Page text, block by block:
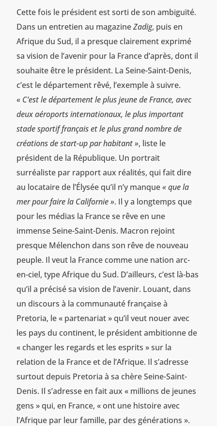
Cette fois le président est sorti de son ambiguïté.
Dans un entretien au magazineZadig, puis en
Afrique du Sud, il a presque clairement exprimé
sa vision de l’avenir pour la France d’après, dont il
souhaite être le président. La Seine-Saint-Denis,
c’est le département rêvé, l’exemple à suivre.
« C’est le département le plus jeune de France, avec
deux aéroports internationaux, le plus important
stade sportif français et le plus grand nombre de
créations de start-up par habitant », liste le
président de la République. Un portrait
surréaliste par rapport aux réalités, qui fait dire
au locataire de l’Élysée qu’il n’y manque« que la
mer pour faire la Californie ». Il y a longtemps que
pour les médias la France se rêve en une
immense Seine-Saint-Denis. Macron rejoint
presque Mélenchon dans son rêve de nouveau
peuple. Il veut la France comme une nation arc-
en-ciel, type Afrique du Sud. D’ailleurs, c’est là-bas
qu’il a précisé sa vision de l’avenir. Louant, dans
un discours à la communauté française à
Pretoria, le « partenariat » qu’il veut nouer avec
les pays du continent, le président ambitionne de
« changer les regards et les esprits » sur la
relation de la France et de l’Afrique. Il s’adresse
surtout depuis Pretoria à sa chère Seine-Saint-
Denis. Il s’adresse en fait aux « millions de jeunes
gens » qui, en France, « ont une histoire avec
l’Afrique par leur famille, par des générations ».